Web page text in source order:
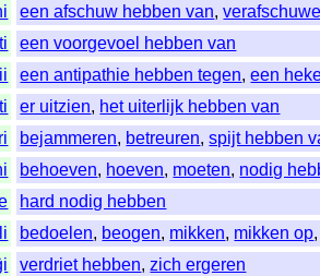
een afschuw hebben van,
een voorgevoel hebben van
een antipathie hebben tegen,een
er uitzien, het uiterlijk hebben van
bejammeren, betreuren,spijt hebben
behoeven, hoeven, moeten, nodig
hard nodig hebben
bedoelen, beogen, mikken, mikken op
verdriet hebben,zich ergeren